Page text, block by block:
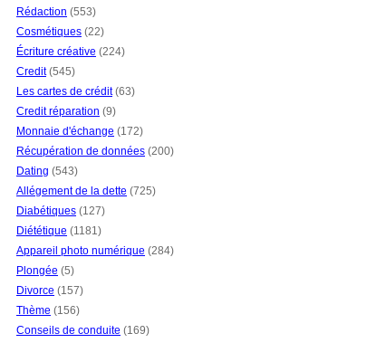
Rédaction (553)
Cosmétiques (22)
Écriture créative (224)
Credit(545)
Les cartes de crédit(63)
Credit réparation (9)
Monnaie d'échange (172)
Récupération de données (200)
Dating (543)
Allégement de la dette (725)
Diabétiques (127)
Diététique (1181)
Appareil photo numérique (284)
Plongée (5)
Divorce (157)
Thème (156)
Conseils de conduite (169)